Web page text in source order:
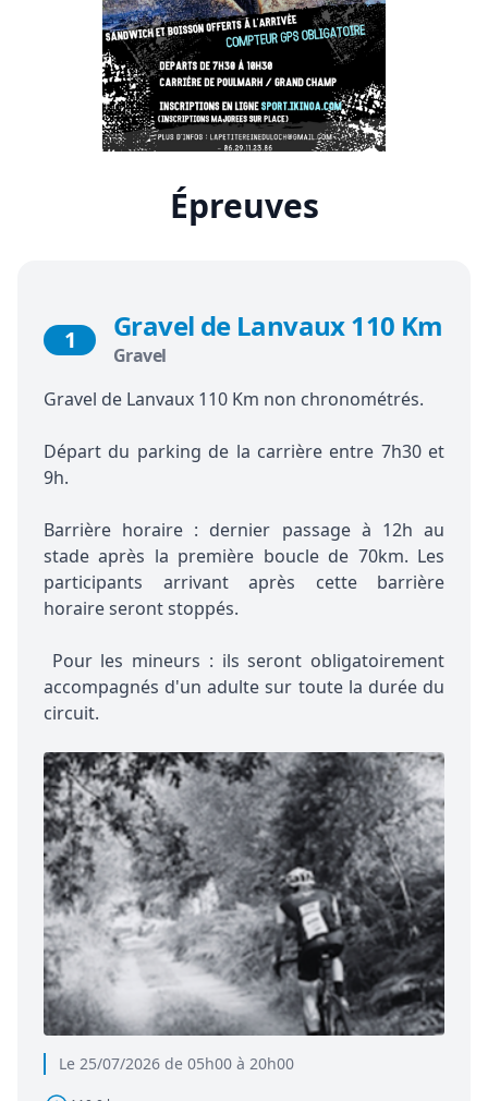
Épreuves
Le 25/07/2026 de 05h00 à 20h00
1 Gravel de Lanvaux 110 Km
Gravel
Gravel de Lanvaux 110 Km non chronométrés.
Départ du parking de la carrière entre 7h30 et
9h.
Barrière horaire : dernier passage à 12h au
stade après la première boucle de 70km. Les
participants arrivant après cette barrière
horaire seront stoppés.
Pour les mineurs : ils seront obligatoirement
accompagnés d'un adulte sur toute la durée du
circuit.